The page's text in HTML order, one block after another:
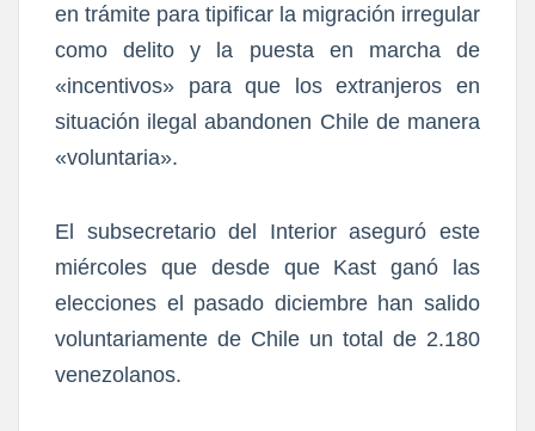
en trámite para tipificar la migración irregular
como delito y la puesta en marcha de
«incentivos» para que los extranjeros en
situación ilegal abandonen Chile de manera
«voluntaria».
El subsecretario del Interior aseguró este
miércoles que desde que Kast ganó las
elecciones el pasado diciembre han salido
voluntariamente de Chile un total de 2.180
venezolanos.